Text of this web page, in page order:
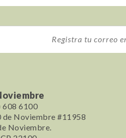
608 6100
de Noviembre #11958
Noviembre.